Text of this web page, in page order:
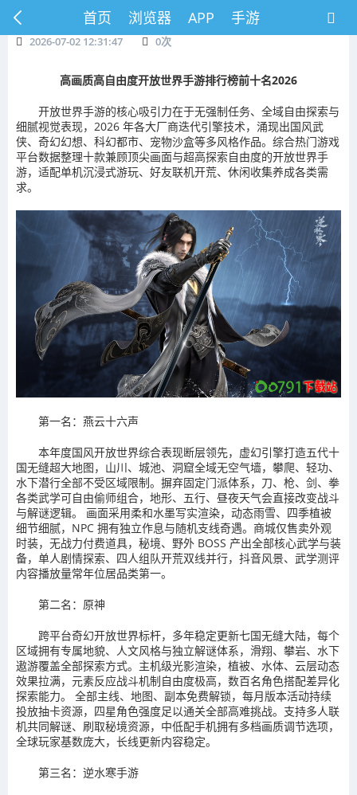
首页 浏览器 APP 手游
2026-07-02 12:31:47 0次
高画质高自由度开放世界手游排行榜前十名2026
开放世界手游的核心吸引力在于无强制任务、全域自由探索与
细腻视觉表现，2026 年各大厂商迭代引擎技术，涌现出国风武
侠、奇幻幻想、科幻都市、宠物沙盒等多风格作品。综合热门游戏
平台数据整理十款兼顾顶尖画面与超高探索自由度的开放世界手
游，适配单机沉浸式游玩、好友联机开荒、休闲收集养成各类需
求。
第一名：燕云十六声
本年度国风开放世界综合表现断层领先，虚幻引擎打造五代十
国无缝超大地图，山川、城池、洞窟全域无空气墙，攀爬、轻功、
水下潜行全部不受区域限制。摒弃固定门派体系，刀、枪、剑、拳
各类武学可自由偷师组合，地形、五行、昼夜天气会直接改变战斗
与解谜逻辑。 画面采用柔和水墨写实渲染，动态雨雪、四季植被
细节细腻，NPC 拥有独立作息与随机支线奇遇。商城仅售卖外观
时装，无战力付费道具，秘境、野外 BOSS 产出全部核心武学与装
备，单人剧情探索、四人组队开荒双线并行，抖音风景、武学测评
内容播放量常年位居品类第一。
第二名：原神
跨平台奇幻开放世界标杆，多年稳定更新七国无缝大陆，每个
区域拥有专属地貌、人文风格与独立解谜体系，滑翔、攀岩、水下
遨游覆盖全部探索方式。主机级光影渲染，植被、水体、云层动态
效果拉满，元素反应战斗机制自由度极高，数百名角色搭配差异化
探索能力。 全部主线、地图、副本免费解锁，每月版本活动持续
投放抽卡资源，四星角色强度足以通关全部高难挑战。支持多人联
机共同解谜、刷取秘境资源，中低配手机拥有多档画质调节选项，
全球玩家基数庞大，长线更新内容稳定。
第三名：逆水寒手游